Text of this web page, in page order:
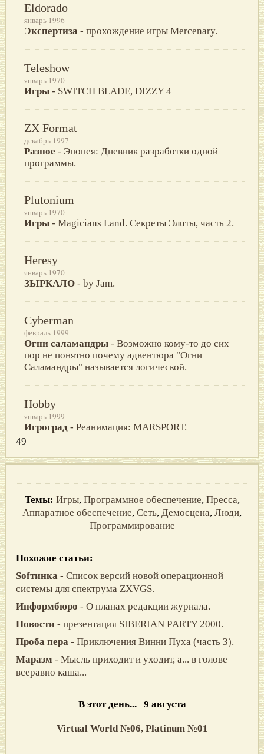
Eldorado
январь 1996
Экспертиза - прохождение игры Mercenary.
Teleshow
январь 1970
Игры - SWITCH BLADE, DIZZY 4
ZX Format
декабрь 1997
Разное - Эпопея: Днeвник разрабoтки oднoй
прoграммы.
Plutonium
январь 1970
Игры - Мagicians Land. Cекреты Элuты, чacть 2.
Heresy
январь 1970
ЗЫPКАЛO - by Jam.
Cyberman
февраль 1999
Огни саламандры - Возможно кому-то до сих
пор не понятно почему адвентюра "Огни
Саламандры" называется логической.
Hobby
январь 1999
Игроград - Реанимация: MARSРОRТ.
49
Темы: Игры, Программное обеспечение, Пресса,
Аппаратное обеспечение, Сеть, Демосцена, Люди,
Программирование
Похожие статьи:
Sofтинка - Список версий новой операционной
системы для спектрума ZXVGS.
Информбюро - О планах редакции журнала.
Новости - презентация SIBERIAN РARTY 2000.
Проба пера - Приключения Винни Пуха (часть 3).
Маразм - Мысль приходит и уходит, а... в голове
всеравно каша...
В этот день... 9 августа
Virtual World №06, Platinum №01